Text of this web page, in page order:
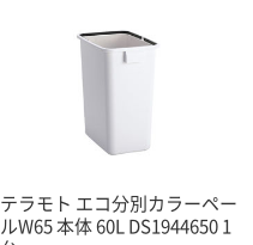
テラモト エコ分別カラーペー
ルW65 本体 60L DS1944650 1